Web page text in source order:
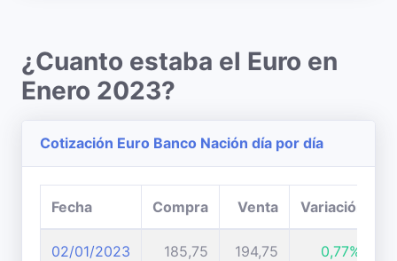
¿Cuanto estaba el Euro en
Enero 2023?
Cotización Euro Banco Nación día por día
Fecha Compra Venta Variación
02/01/2023 185,75 194,75 0,77%